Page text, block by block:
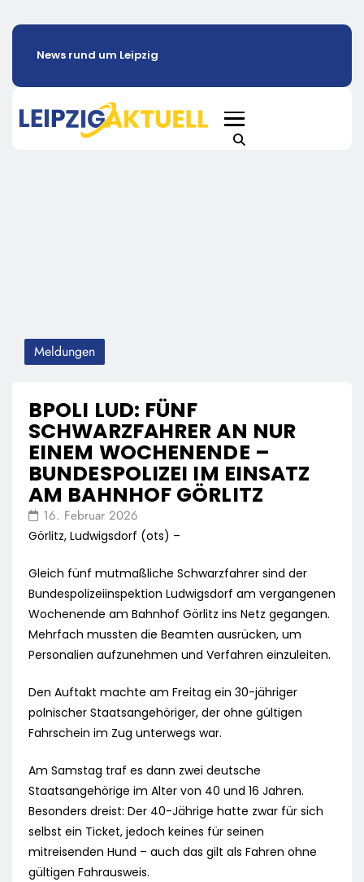
News rund um Leipzig
Meldungen
BPOLI LUD: FÜNF
SCHWARZFAHRER AN NUR
EINEM WOCHENENDE –
BUNDESPOLIZEI IM EINSATZ
AM BAHNHOF GÖRLITZ
16. Februar 2026
Görlitz, Ludwigsdorf (ots) –
Gleich fünf mutmaßliche Schwarzfahrer sind der
Bundespolizeiinspektion Ludwigsdorf am vergangenen
Wochenende am Bahnhof Görlitz ins Netz gegangen.
Mehrfach mussten die Beamten ausrücken, um
Personalien aufzunehmen und Verfahren einzuleiten.
Den Auftakt machte am Freitag ein 30-jähriger
polnischer Staatsangehöriger, der ohne gültigen
Fahrschein im Zug unterwegs war.
Am Samstag traf es dann zwei deutsche
Staatsangehörige im Alter von 40 und 16 Jahren.
Besonders dreist: Der 40-Jährige hatte zwar für sich
selbst ein Ticket, jedoch keines für seinen
mitreisenden Hund – auch das gilt als Fahren ohne
gültigen Fahrausweis.